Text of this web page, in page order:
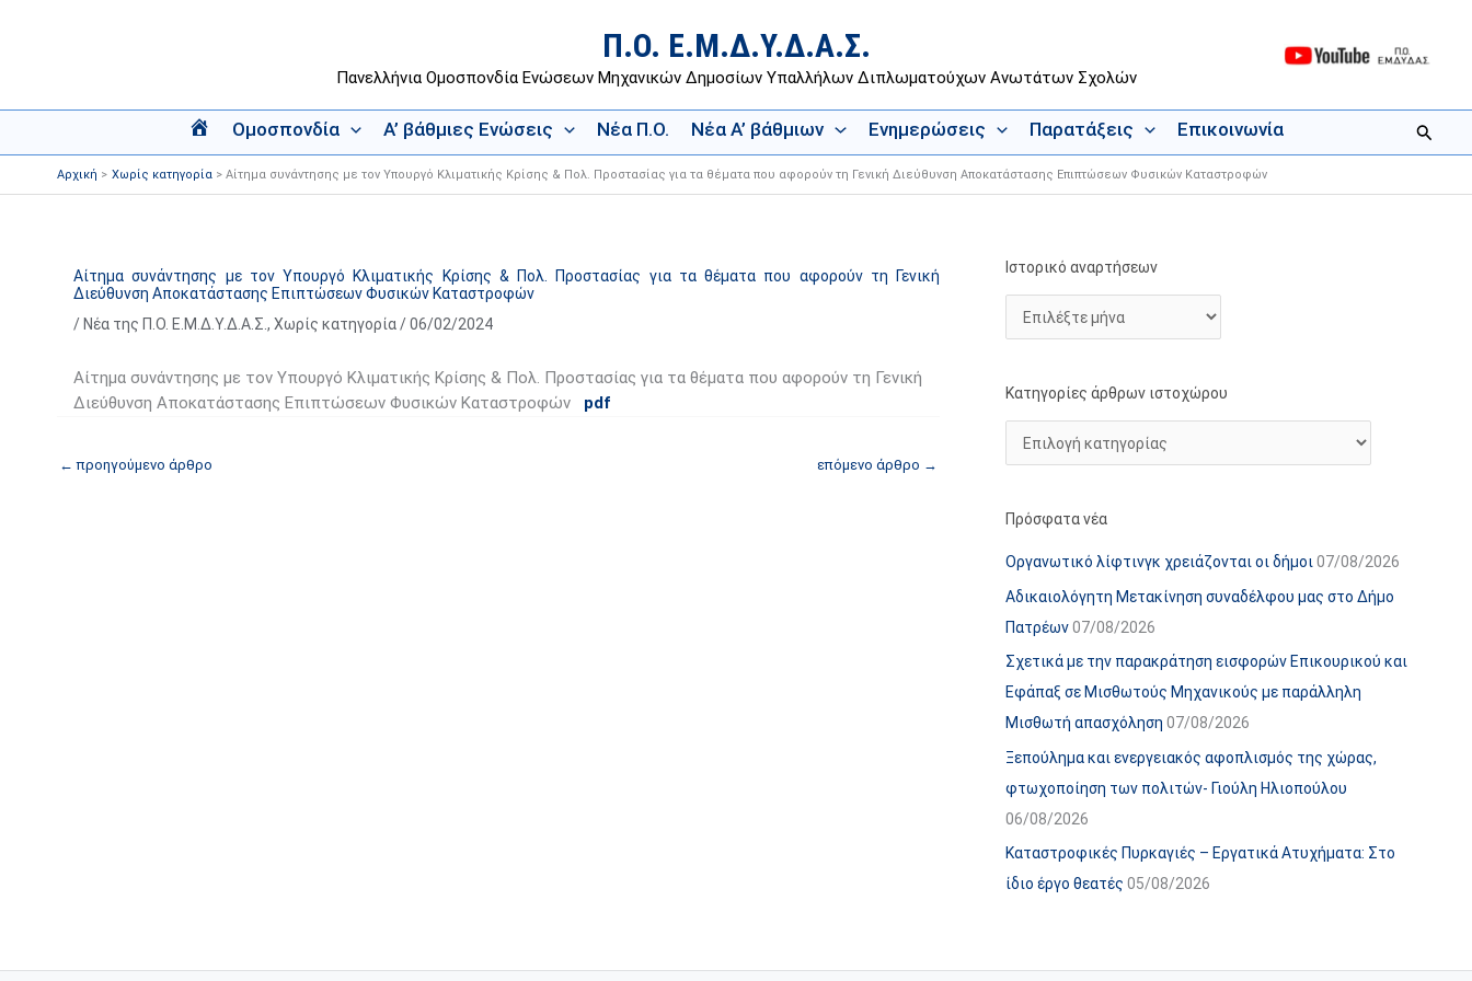
Π.Ο. Ε.Μ.Δ.Υ.Δ.Α.Σ.
Πανελλήνια Ομοσπονδία Ενώσεων Μηχανικών Δημοσίων Υπαλλήλων Διπλωματούχων Ανωτάτων Σχολών
Α
χ
Ομοσπονδία Α’ βάθμιες Ενώσεις Νέα Π.Ο. Νέα Α’ βάθμιων Ενημερώσεις Παρατάξεις Επικοινωνία
Αρχική Χωρίς κατηγορία Αίτημα συνάντησης με τον Υπουργό Κλιματικής Κρίσης & Πολ. Προστασίας για τα θέματα που αφορούν τη Γενική Διεύθυνση Αποκατάστασης Επιπτώσεων Φυσικών Καταστροφών
Αίτημα συνάντησης με τον Υπουργό Κλιματικής Κρίσης & Πολ. Προστασίας για τα θέματα που αφορούν τη Γενική
Διεύθυνση Αποκατάστασης Επιπτώσεων Φυσικών Καταστροφών
/ Νέα της Π.Ο. Ε.Μ.Δ.Υ.Δ.Α.Σ. , Χωρίς κατηγορία/06/02/2024
Αίτημα συνάντησης με τον Υπουργό Κλιματικής Κρίσης & Πολ. Προστασίας για τα θέματα που αφορούν τη Γενική
Διεύθυνση Αποκατάστασης Επιπτώσεων Φυσικών Καταστροφών
pdf
← προηγούμενο άρθρο επόμενο άρθρο →
Ιστορικό αναρτήσεων
Ι
σ
ρ
ι
α
ρ
τ
ή
σ
ε
ω
ν
Κατηγορίες άρθρων ιστοχώρου
Κ
α
γ
ο
ε
ρ
θ
ρ
ω
ν
ι
σ
τ
ο
χ
ο
Πρόσφατα νέα
Οργανωτικό λίφτινγκ χρειάζονται οι δήμοι07/08/2026
Αδικαιολόγητη Μετακίνηση συναδέλφου μας στο Δήμο
Πατρέων07/08/2026
Σχετικά με την παρακράτηση εισφορών Επικουρικού και
Εφάπαξ σε Μισθωτούς Μηχανικούς με παράλληλη
Μισθωτή απασχόληση 07/08/2026
Ξεπούλημα και ενεργειακός αφοπλισμός της χώρας,
φτωχοποίηση των πολιτών- Γιούλη Ηλιοπούλου
06/08/2026
Καταστροφικές Πυρκαγιές – Εργατικά Ατυχήματα: Στο
ίδιο έργο θεατές 05/08/2026